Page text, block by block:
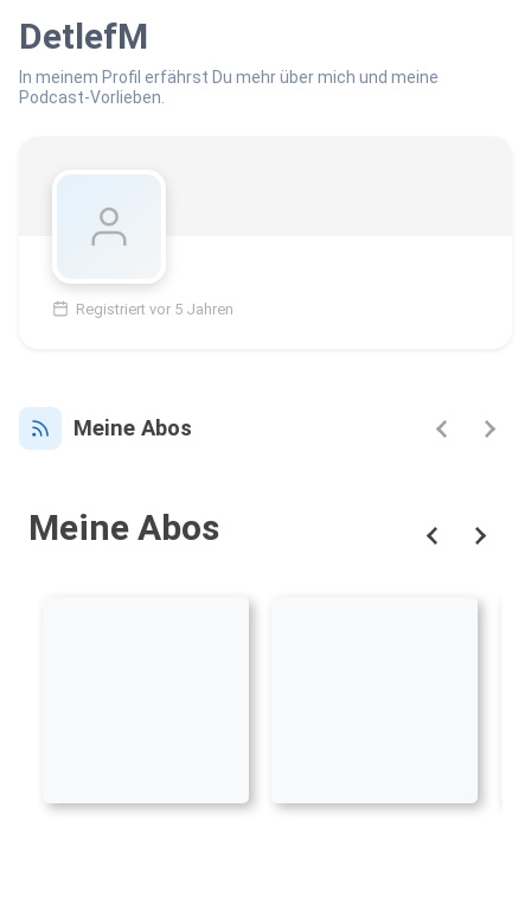
DetlefM
In meinem Profil erfährst Du mehr über mich und meine
Podcast-Vorlieben.
Registriert vor 5 Jahren
Meine Abos
Meine Abos